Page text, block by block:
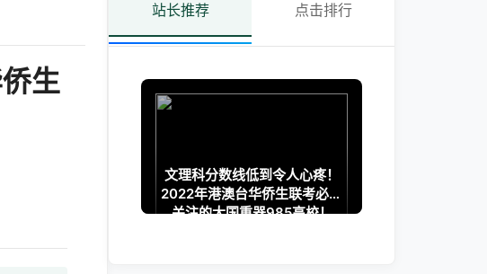
生
站长推荐 点击排行
文理科分数线低到令人心疼！
2022年港澳台华侨生联考必须
关注的大国重器985高校！